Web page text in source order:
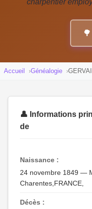
charpentier
Accueil Généalogie
👤 Informations
de
Naissance :
24 novembre 1849 —
Charentes,FRANCE,
Décès :